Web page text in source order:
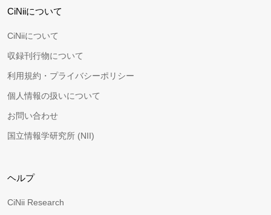
CiNiiについて
CiNiiについて
収録刊行物について
利用規約・プライバシーポリシー
個人情報の扱いについて
お問い合わせ
国立情報学研究所 (NII)
ヘルプ
CiNii Research